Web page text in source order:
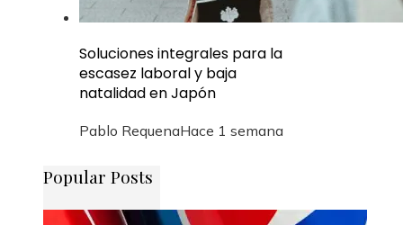
Soluciones integrales para la
escasez laboral y baja
natalidad en Japón
Pablo RequenaHace 1 semana
Popular Posts